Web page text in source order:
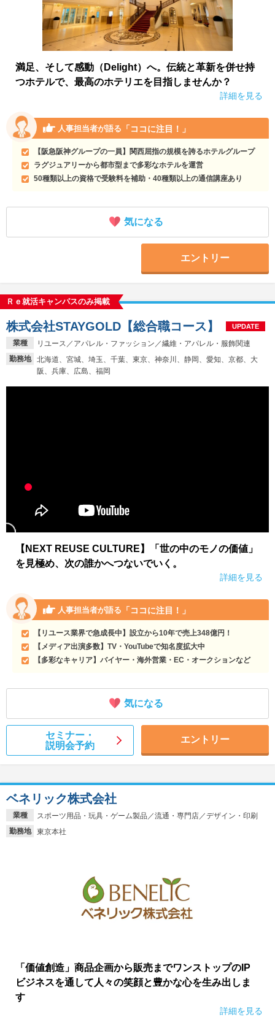
満足、そして感動（Delight）へ。伝統と革新を併せ持
つホテルで、最高のホテリエを目指しませんか？
詳細を見る
人事担当者が語る 「ココに注目！」
【阪急阪神グループの一員】関西屈指の規模を誇るホテルグループ
ラグジュアリーから都市型まで多彩なホテルを運営
50種類以上の資格で受験料を補助・40種類以上の通信講座あり
気になる
エントリー
Ｒｅ就活キャンパスのみ掲載
業種
リユース／アパレル・ファッション／繊維・アパレル・服飾関連
勤務地
北海道、宮城、埼玉、千葉、東京、神奈川、静岡、愛知、京都、大
阪、兵庫、広島、福岡
株式会社STAYGOLD【総合職コース】 UPDATE
【NEXT REUSE CULTURE】「世の中のモノの価値」
を見極め、次の誰かへつないでいく。
詳細を見る
人事担当者が語る 「ココに注目！」
【リユース業界で急成長中】設立から10年で売上348億円！
【メディア出演多数】TV・YouTubeで知名度拡大中
【多彩なキャリア】バイヤー・海外営業・EC・オークションなど
気になる
セミナー・
説明会予約
エントリー
業種
スポーツ用品・玩具・ゲーム製品／流通・専門店／デザイン・印刷
勤務地
東京本社
ベネリック株式会社
「価値創造」商品企画から販売までワンストップのIP
ビジネスを通して人々の笑顔と豊かな心を生み出しま
す
詳細を見る